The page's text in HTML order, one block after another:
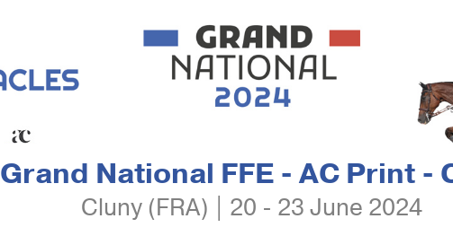
Grand National FFE - AC Print -
Cluny (FRA) | 20 - 23 June 2024